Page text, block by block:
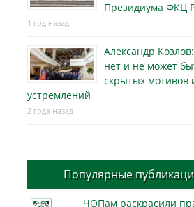
Президиума ФКЦ
1 год назад
Александр
нет и не может
скрытых мотивов
устремлений
2 года назад
Популярные
ЧОПам раскрасили